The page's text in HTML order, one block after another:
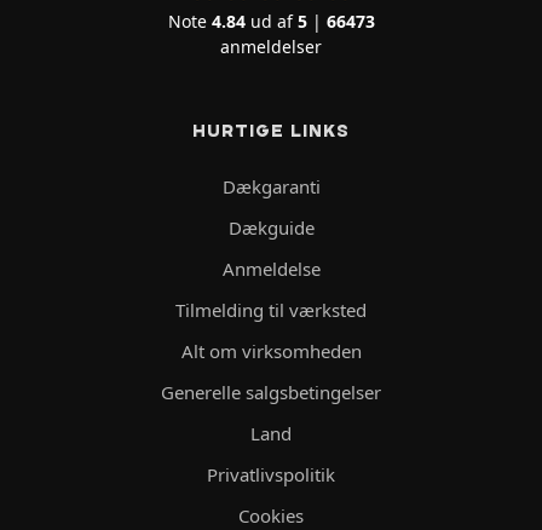
Note 4.84ud af5| 66473
anmeldelser
HURTIGE LINKS
Dækgaranti
Dækguide
Anmeldelse
Tilmelding til værksted
Alt om virksomheden
Generelle salgsbetingelser
Land
Privatlivspolitik
Cookies